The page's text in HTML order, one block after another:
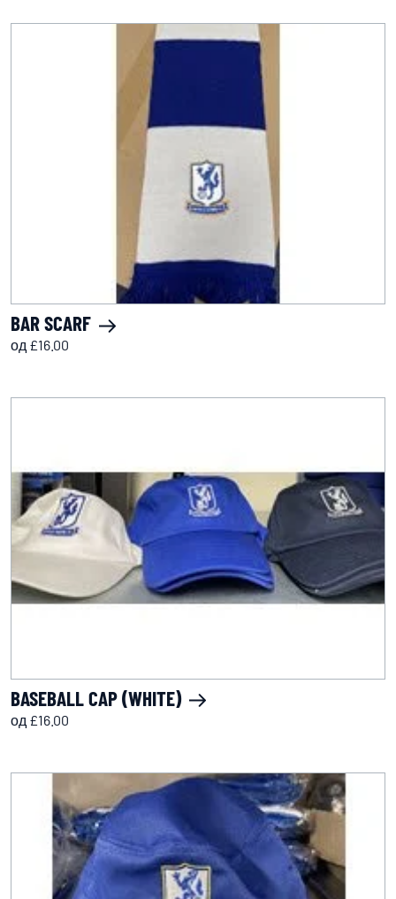
BAR SCARF
од £16.00
BASEBALL CAP (WHITE)
од £16.00